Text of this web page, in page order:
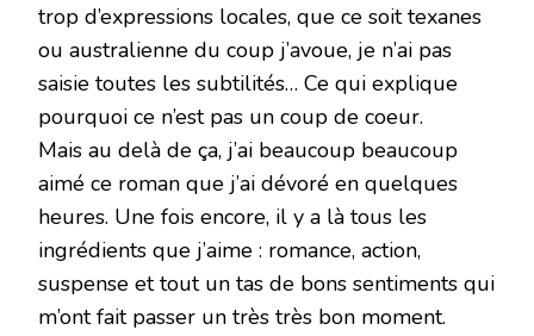
trop d’expressions locales, que ce soit texanes
ou australienne du coup j’avoue, je n’ai pas
saisie toutes les subtilités… Ce qui explique
pourquoi ce n’est pas un coup de coeur.
Mais au delà de ça, j’ai beaucoup beaucoup
aimé ce roman que j’ai dévoré en quelques
heures. Une fois encore, il y a là tous les
ingrédients que j’aime : romance, action,
suspense et tout un tas de bons sentiments qui
m’ont fait passer un très très bon moment.